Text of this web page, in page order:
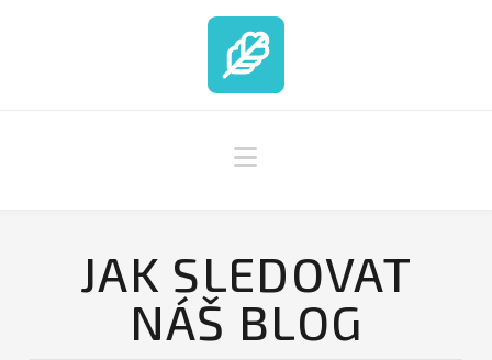
Navigation
JAK SLEDOVAT
NÁŠ BLOG